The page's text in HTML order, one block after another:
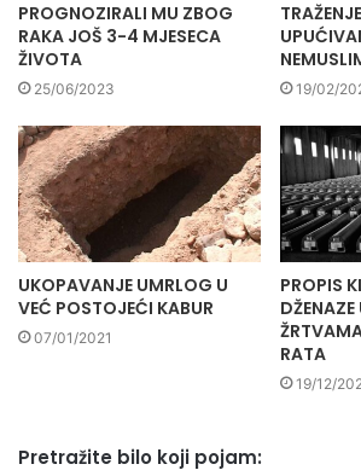
PROGNOZIRALI MU ZBOG
RAKA JOŠ 3-4 MJESECA
ŽIVOTA
25/06/2023 19/02/
UKOPAVANJE UMRLOG U
VEĆ POSTOJEĆI KABUR
07/01/2021
PROPIS
RATA
19/12/
Pretražite bilo koji pojam: